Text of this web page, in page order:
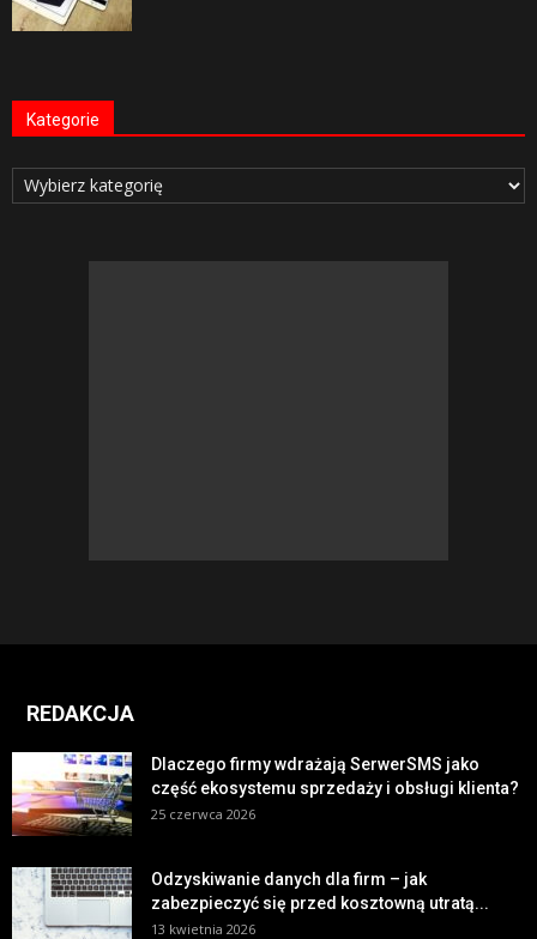
Kategorie
Kategorie
REDAKCJA
Dlaczego firmy wdrażają SerwerSMS jako
część ekosystemu sprzedaży i obsługi klienta?
25 czerwca 2026
Odzyskiwanie danych dla firm – jak
zabezpieczyć się przed kosztowną utratą...
13 kwietnia 2026